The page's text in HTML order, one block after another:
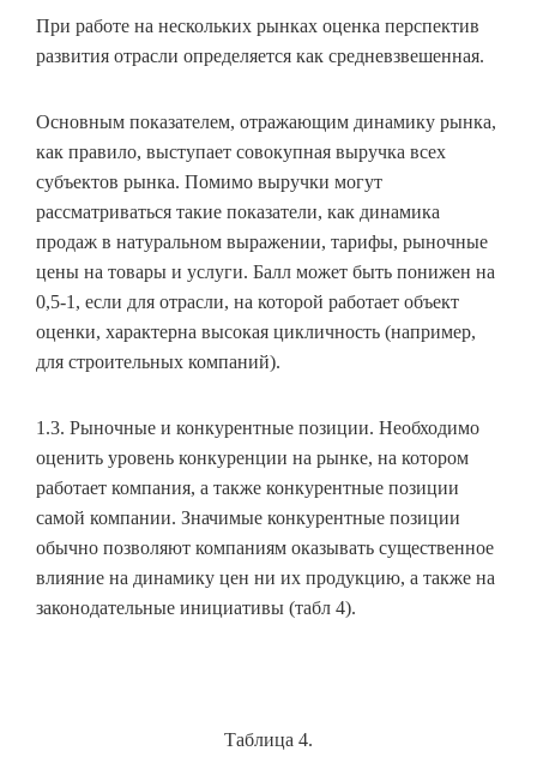
При работе на нескольких рынках оценка перспектив
развития отрасли определяется как средневзвешенная.
Основным показателем, отражающим динамику рынка,
как правило, выступает совокупная выручка всех
субъектов рынка. Помимо выручки могут
рассматриваться такие показатели, как динамика
продаж в натуральном выражении, тарифы, рыночные
цены на товары и услуги. Балл может быть понижен на
0,5-1, если для отрасли, на которой работает объект
оценки, характерна высокая цикличность (например,
для строительных компаний).
1.3. Рыночные и конкурентные позиции. Необходимо
оценить уровень конкуренции на рынке, на котором
работает компания, а также конкурентные позиции
самой компании. Значимые конкурентные позиции
обычно позволяют компаниям оказывать существенное
влияние на динамику цен ни их продукцию, а также на
законодательные инициативы (табл 4).
Таблица 4.